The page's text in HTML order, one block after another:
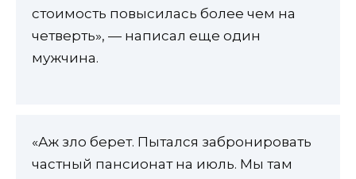
стоимость повысилась более чем на
четверть», — написал еще один
мужчина.
«Аж зло берет. Пытался забронировать
частный пансионат на июль. Мы там